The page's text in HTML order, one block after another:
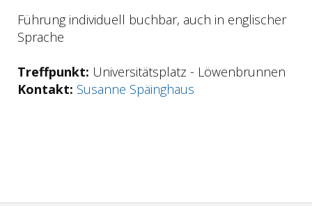
Führung individuell buchbar, auch in englischer
Sprache
Treffpunkt: Universitätsplatz - Löwenbrunnen
Kontakt: Susanne Späinghaus